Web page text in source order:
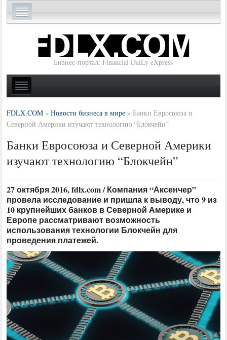
Бизнес-портал: Financial DaiLy eXpress
FDLX.COM »Новости бизнеса в мире » Банки Евросоюза и
Северной Америки изучают технологию “Блокчейн”
Банки Евросоюза и Северной Америки
изучают технологию “Блокчейн”
27 октября 2016, fdlx.com / Компания “Аксенчер”
провела исследование и пришла к выводу, что 9 из
10 крупнейших банков в Северной Америке и
Европе рассматривают возможность
использования технологии Блокчейн для
проведения платежей.